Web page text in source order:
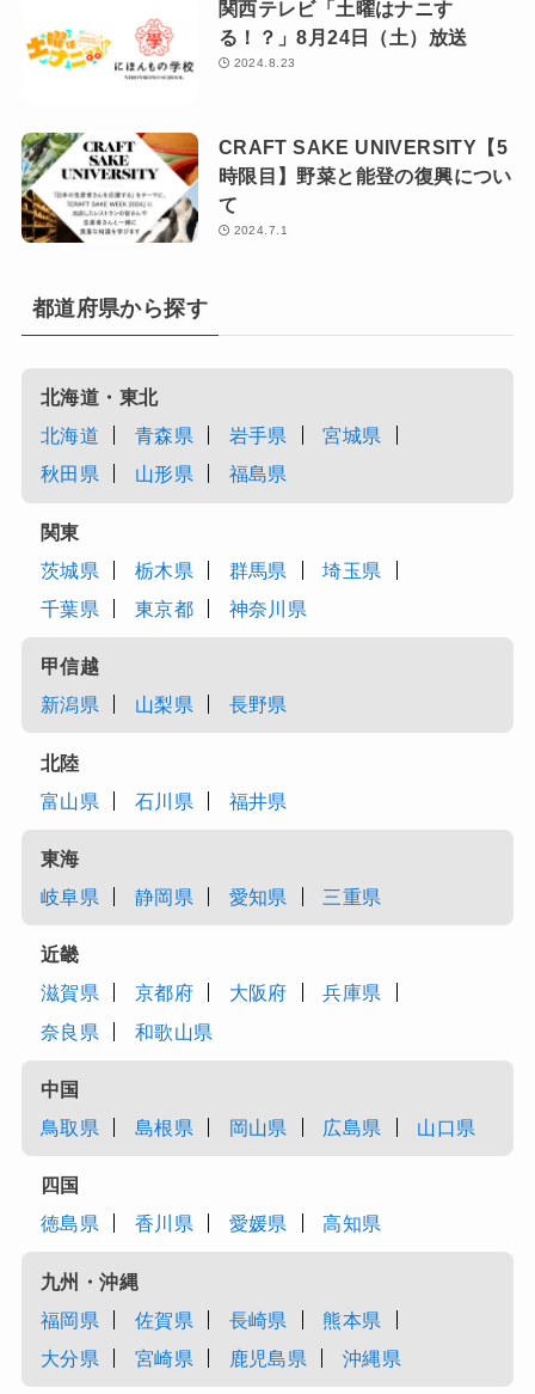
関西テレビ「土曜はナニす
る！？」8月24日（土）放送
2024.8.23
CRAFT SAKE UNIVERSITY【5
時限目】野菜と能登の復興につい
て
2024.7.1
都道府県から探す
北海道・東北
北海道
青森県 岩手県
宮城県
秋田県
山形県 福島県
関東
茨城県
栃木県 群馬県
埼玉県
千葉県
東京都 神奈川県
甲信越
新潟県
山梨県 長野県
北陸
富山県
石川県 福井県
東海
岐阜県
静岡県 愛知県 三重県
近畿
滋賀県
京都府 大阪府
兵庫県
奈良県
和歌山県
中国
鳥取県
島根県 岡山県 広島県 山口県
四国
徳島県
香川県 愛媛県 高知県
九州・沖縄
福岡県
佐賀県 長崎県
熊本県
大分県
宮崎県 鹿児島県 沖縄県